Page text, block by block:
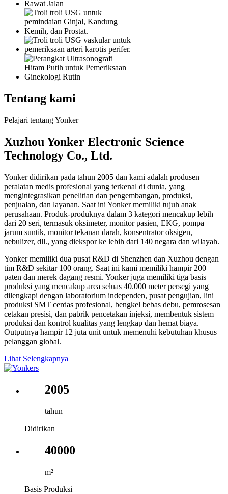
Tentang kami
Pelajari tentang Yonker
Xuzhou Yonker Electronic Science
Technology Co., Ltd.
Yonker didirikan pada tahun 2005 dan kami adalah produsen
peralatan medis profesional yang terkenal di dunia, yang
mengintegrasikan penelitian dan pengembangan, produksi,
penjualan, dan layanan. Saat ini Yonker memiliki tujuh anak
perusahaan. Produk-produknya dalam 3 kategori mencakup lebih
dari 20 seri, termasuk oksimeter, monitor pasien, EKG, pompa
jarum suntik, monitor tekanan darah, konsentrator oksigen,
nebulizer, dll., yang diekspor ke lebih dari 140 negara dan wilayah.
Yonker memiliki dua pusat R&D di Shenzhen dan Xuzhou dengan
tim R&D sekitar 100 orang. Saat ini kami memiliki hampir 200
paten dan merek dagang resmi. Yonker juga memiliki tiga basis
produksi yang mencakup area seluas 40.000 meter persegi yang
dilengkapi dengan laboratorium independen, pusat pengujian, lini
produksi SMT cerdas profesional, bengkel bebas debu, pemrosesan
cetakan presisi, dan pabrik pencetakan injeksi, membentuk sistem
produksi dan kontrol kualitas yang lengkap dan hemat biaya.
Outputnya hampir 12 juta unit untuk memenuhi kebutuhan khusus
pelanggan global.
Lihat Selengkapnya
2005
tahun
Didirikan
40000
m²
Basis Produksi